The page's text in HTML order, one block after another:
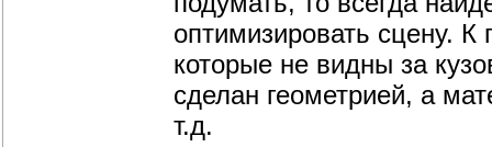
оптимизировать сцену.
которые не видны за
сделан геометрией, а
т.д.